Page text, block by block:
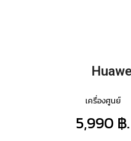
เครื่องศูนย์
5,990 ฿.